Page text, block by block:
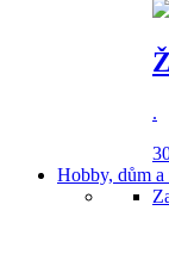
.
Hobby, dům a